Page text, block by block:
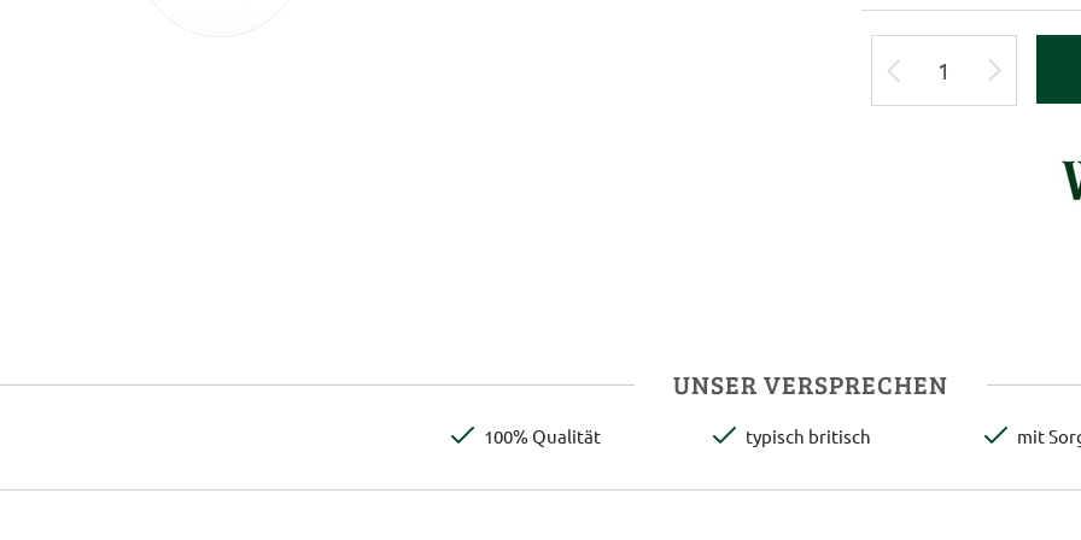
UNSER VERSPRECHEN
100% Qualität typisch britisch mit